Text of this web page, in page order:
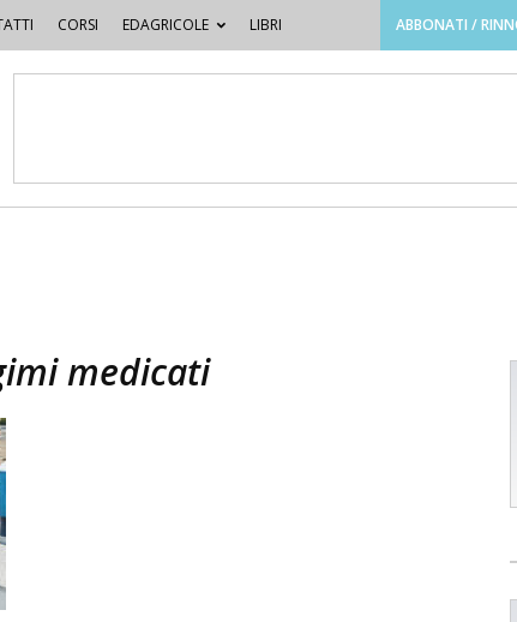
CORSI EDAGRICOLE LIBRI ABBONATI /
medicati